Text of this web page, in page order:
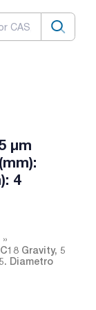
µm
4
Gravity, 5
Diametro